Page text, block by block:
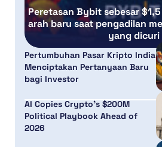
Peretasan Bybit sebesar
arah baru saat pengadilan
yang dicuri
Pertumbuhan Pasar Kripto India
Menciptakan Pertanyaan Baru
bagi Investor
AI Copies Crypto’s $200M
Political Playbook Ahead of
2026